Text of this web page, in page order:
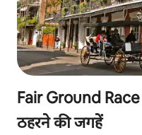
Fair Ground
ठहरने की जगहें